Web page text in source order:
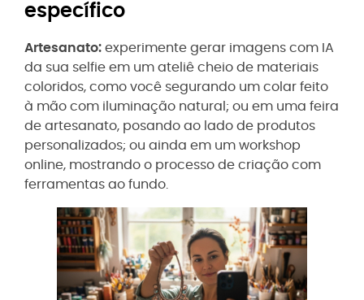
específico
Artesanato: experimente gerar imagens com IA
da sua selfie em um ateliê cheio de materiais
coloridos, como você segurando um colar feito
à mão com iluminação natural; ou em uma feira
de artesanato, posando ao lado de produtos
personalizados; ou ainda em um workshop
online, mostrando o processo de criação com
ferramentas ao fundo.